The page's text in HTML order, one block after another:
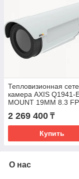
Тепловизионная
камера AXIS Q1941-
MOUNT 19MM 8.3
2 269 400 ₸
Купить
О нас